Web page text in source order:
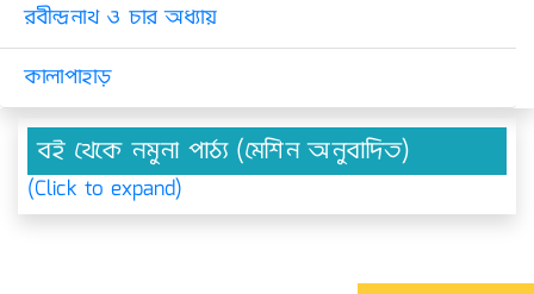
রবীন্দ্রনাথ ও চার অধ্যায়
কালাপাহাড়
বই থেকে নমুনা পাঠ্য (মেশিন অনুবাদিত)
(Click to expand)